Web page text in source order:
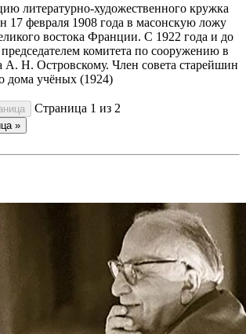
литературно-художественного кружка
17 февраля 1908 года в масонскую ложу
востока Франции. С 1922 года и до
комитета по сооружению в
А. Н. Островскому. Член совета старейшин
дома учёных (1924)
Страница 1 из 2
»